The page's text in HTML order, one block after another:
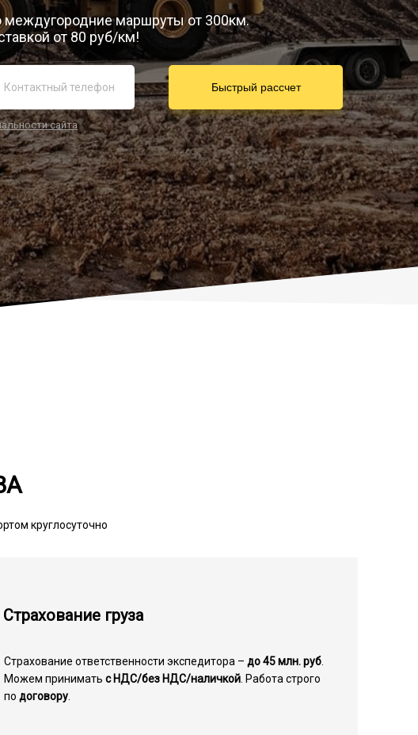
междугородние маршруты от 300км.
от 80 руб/км!
сайта
круглосуточно
Страхование груза
Страхование ответственности экспедитора –до 45 млн. руб
Можем приниматьс НДС/без НДС/наличкой . Работа строго
подоговору